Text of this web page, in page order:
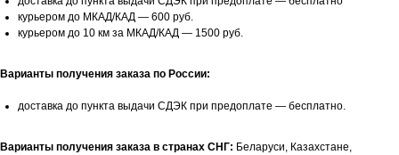
курьером до МКАД/КАД — 600 руб.
курьером до 10 км за МКАД/КАД — 1500 руб.
Варианты получения заказа по России:
доставка до пункта выдачи СДЭК при предоплате — бесплатно.
Варианты получения заказа в странах СНГ: Беларуси, Казахстане,